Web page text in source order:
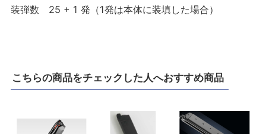
装弾数 25 + 1 発（1発は本体に装填した場合）
こちらの商品をチェックした人へおすすめ商品